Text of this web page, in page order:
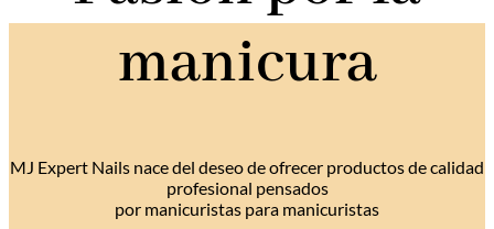
9,50 €.6,90 €.
manicura
MJ Expert Nails nace del deseo de ofrecer productos de calidad
profesional pensados
por manicuristas para manicuristas